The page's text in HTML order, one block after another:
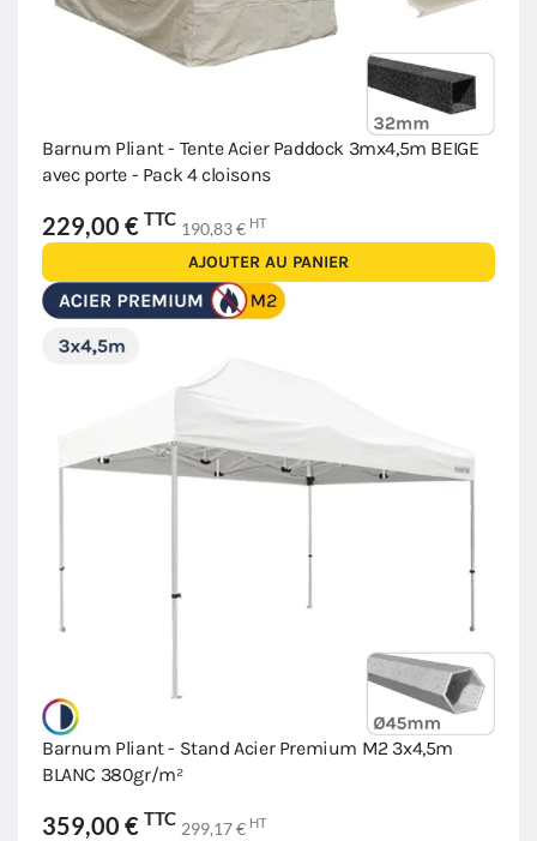
Barnum Pliant - Tente Acier Paddock 3mx4,5m BEIGE
avec porte - Pack 4 cloisons
229,00 € TTC 190,83 € HT
AJOUTER AU PANIER
Barnum Pliant - Stand Acier Premium M2 3x4,5m
BLANC 380gr/m²
359,00 € TTC 299,17 € HT